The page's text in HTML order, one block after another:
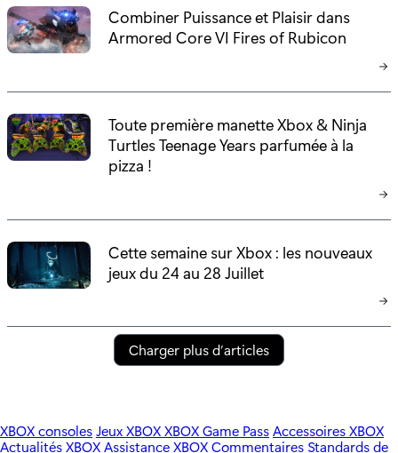
Combiner Puissance et Plaisir dans
Armored Core VI Fires of Rubicon
Toute première manette Xbox & Ninja
Turtles Teenage Years parfumée à la
pizza !
Cette semaine sur Xbox : les nouveaux
jeux du 24 au 28 Juillet
Charger plus d’articles
XBOX consolesJeux XBOXXBOX Game PassAccessoires XBOX
Actualités XBOXAssistance XBOXCommentaires Standards de